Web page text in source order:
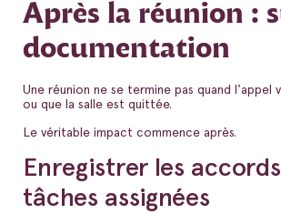
Après la réunion :
documentation
Une réunion ne se termine pas quand l'appel
ou que la salle est quittée.
Le véritable impact commence après.
Enregistrer les
tâches assignées